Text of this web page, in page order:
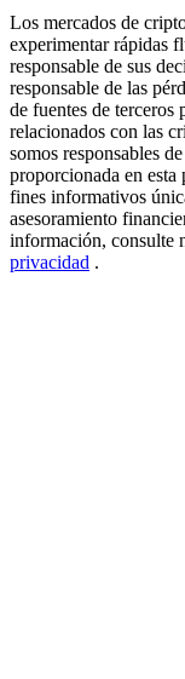
USDT Flexible
New Listing
Trade New
Crypto World
Los mercados de
experimentar rápidas
responsable de sus
responsable de las
de fuentes de terceros
relacionados con las
somos responsables
proporcionada en
fines informativos
asesoramiento
información, consulte
privacidad .